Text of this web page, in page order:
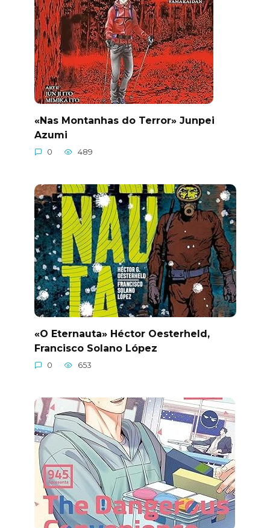
«Nas Montanhas do Terror» Junpei
Azumi
0 489
«O Eternauta» Héctor Oesterheld,
Francisco Solano López
0 653